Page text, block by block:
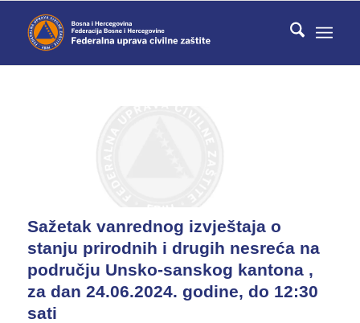
Sažetak vanrednog izvještaja o
stanju prirodnih i drugih nesreća na
području Unsko-sanskog kantona ,
za dan 24.06.2024. godine, do 12:30
sati